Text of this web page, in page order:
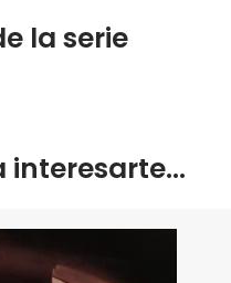
la serie
interesarte…